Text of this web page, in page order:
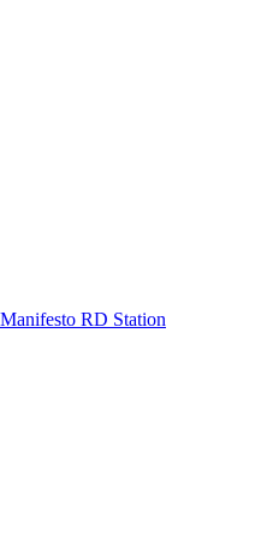
Manifesto RD Station